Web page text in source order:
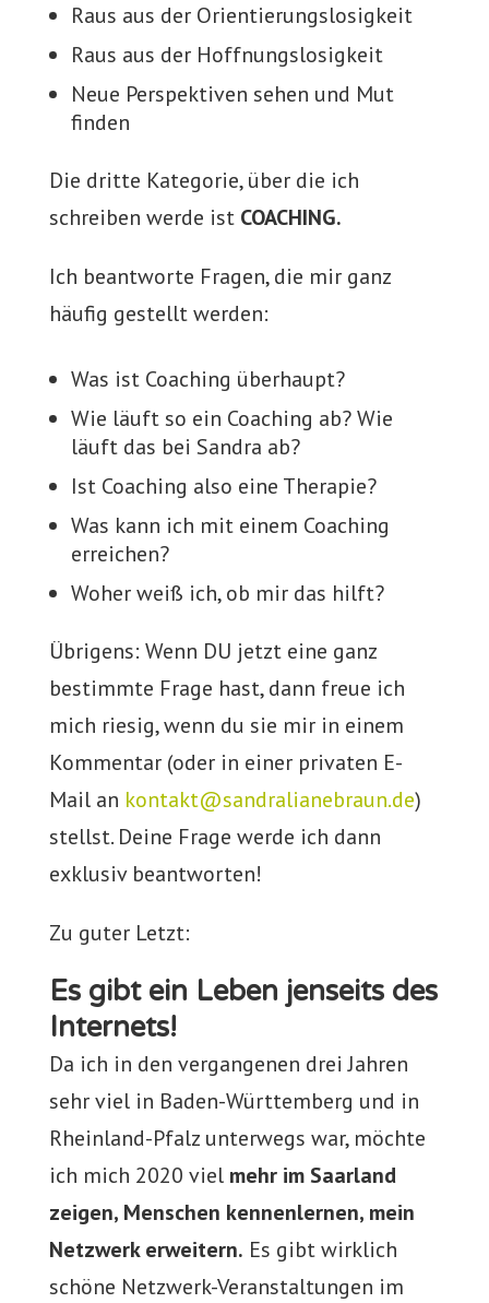
Raus aus der Orientierungslosigkeit
Raus aus der Hoffnungslosigkeit
Neue Perspektiven sehen und Mut
finden
Die dritte Kategorie, über die ich
schreiben werde ist COACHING.
Ich beantworte Fragen, die mir ganz
häufig gestellt werden:
Was ist Coaching überhaupt?
Wie läuft so ein Coaching ab? Wie
läuft das bei Sandra ab?
Ist Coaching also eine Therapie?
Was kann ich mit einem Coaching
erreichen?
Woher weiß ich, ob mir das hilft?
Übrigens: Wenn DU jetzt eine ganz
bestimmte Frage hast, dann freue ich
mich riesig, wenn du sie mir in einem
Kommentar (oder in einer privaten E-
Mail an kontakt@sandralianebraun.de)
stellst. Deine Frage werde ich dann
exklusiv beantworten!
Zu guter Letzt:
Es gibt ein Leben jenseits des
Internets!
Da ich in den vergangenen drei Jahren
sehr viel in Baden-Württemberg und in
Rheinland-Pfalz unterwegs war, möchte
ich mich 2020 viel mehr im Saarland
zeigen, Menschen kennenlernen, mein
Netzwerk erweitern. Es gibt wirklich
schöne Netzwerk-Veranstaltungen im